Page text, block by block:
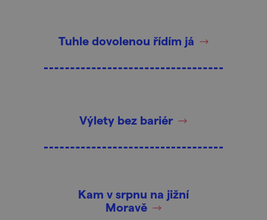
Tuhle dovolenou řídím já
Výlety bez bariér
Kam v srpnu na jižní
Moravě